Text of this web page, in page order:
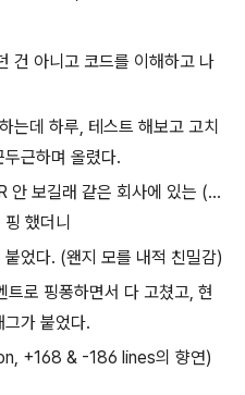
건 아니고 코드를 이해하고 나
는데 하루, 테스트 해보고 고치
근하며 올렸다.
안 보길래 같은 회사에 있는 (...
했더니
었다. (왠지 모를 내적 친밀감)
로 핑퐁하면서 다 고쳤고, 현
가 붙었다.
+168 & -186 lines의 향연)